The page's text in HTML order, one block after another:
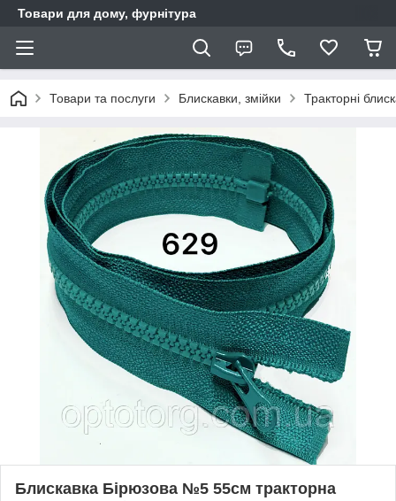
Товари для дому, фурнітура
Товари та послуги Блискавки, змійки Тракторні
Блискавка Бірюзова №5 55см тракторна